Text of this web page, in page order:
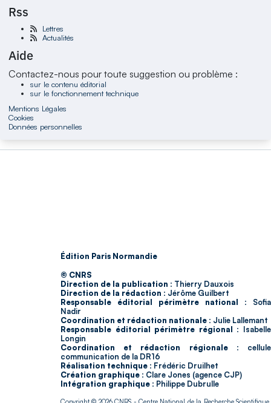
Rss
Lettres
Actualités
Aide
Contactez-nous pour toute suggestion ou problème :
sur le contenu éditorial
sur le fonctionnement technique
Mentions Légales
Cookies
Données personnelles
Édition Paris Normandie
© CNRS
Direction de la publication : Thierry Dauxois
Direction de la rédaction : Jérôme Guilbert
Responsable éditorial périmètre national : Sofia
Nadir
Coordination et rédaction nationale : Julie Lallemant
Responsable éditorial périmètre régional : Isabelle
Longin
Coordination et rédaction régionale : cellule
communication de la DR16
Réalisation technique : Frédéric Druilhet
Création graphique : Clare Jones (agence CJP)
Intégration graphique : Philippe Dubrulle